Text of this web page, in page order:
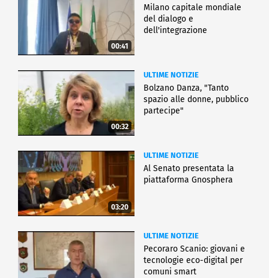
00:41
Milano capitale mondiale
del dialogo e
dell'integrazione
00:32
ULTIME NOTIZIE
Bolzano Danza, "Tanto
spazio alle donne, pubblico
partecipe"
03:20
ULTIME NOTIZIE
Al Senato presentata la
piattaforma Gnosphera
ULTIME NOTIZIE
Pecoraro Scanio: giovani e
tecnologie eco-digital per
comuni smart